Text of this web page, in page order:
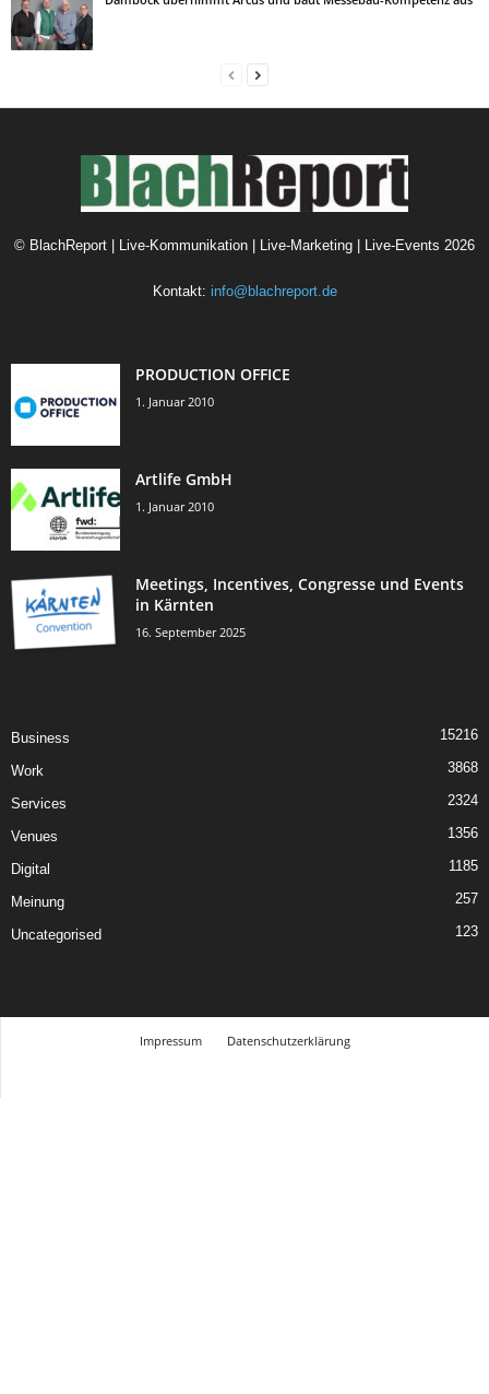
© BlachReport | Live-Kommunikation | Live-Marketing | Live-Events 2026
Kontakt: info@blachreport.de
PRODUCTION OFFICE
1. Januar 2010
Artlife GmbH
1. Januar 2010
Meetings, Incentives, Congresse und Events
in Kärnten
16. September 2025
Business 15216
Work 3868
Services 2324
Venues 1356
Digital 1185
Meinung 257
Uncategorised 123
Impressum
Datenschutzerklärung